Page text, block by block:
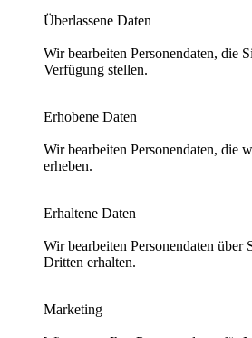
Überlassene Daten
Wir bearbeiten Personendaten, die
Verfügung stellen.
Erhobene Daten
Wir bearbeiten Personendaten, die
erheben.
Erhaltene Daten
Wir bearbeiten Personendaten über
Dritten erhalten.
Marketing